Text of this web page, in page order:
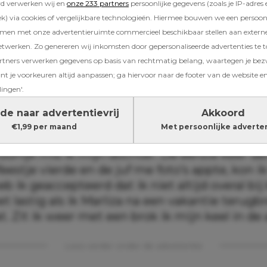
verwerken wij en onze 233 partners persoonlijke gegevens (zoals je IP-adres
via cookies of vergelijkbare technologieën. Hiermee bouwen we een
met onze advertentieruimte commercieel beschikbaar stellen aan
Zo genereren wij inkomsten door gepersonaliseerde advertenties te
verwerken gegevens op basis van rechtmatig belang, waartegen je
je voorkeuren altijd aanpassen; ga hiervoor naar de footer van de website
naar advertentievrij
€1,99 per maand
Akkoord
Met persoonlijke
wonen.
hadden, zei Marius al dat hij later
en werken en dat onze kinderen naar
gaan. Dat kan ook niet anders omdat
runnen. We varen wel alleen in
iets met Marliza gebeurt, zijn we binnen
mis ik mijn dochter. De eerste keer
vierde en de juf me foto’s appte, kon
ik geaccepteerd dat ik niet altijd overal bij
lastig als ik Marliza na een vakantie
Zit ik weer met een brok ik mijn keel in de